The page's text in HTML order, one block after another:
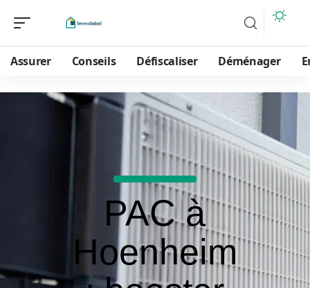
Assurer Conseils Défiscaliser Déménager
PAC à
Hoenheim